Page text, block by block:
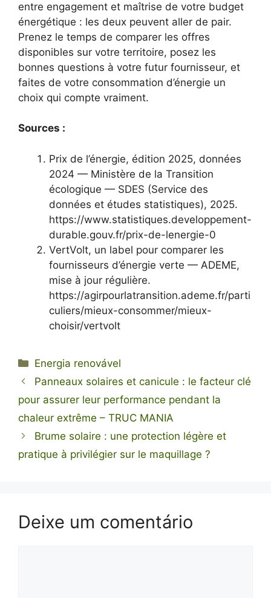
entre engagement et maîtrise de votre budget
énergétique : les deux peuvent aller de pair.
Prenez le temps de comparer les offres
disponibles sur votre territoire, posez les
bonnes questions à votre futur fournisseur, et
faites de votre consommation d’énergie un
choix qui compte vraiment.
Sources :
Prix de l’énergie, édition 2025, données
2024 — Ministère de la Transition
écologique — SDES (Service des
données et études statistiques), 2025.
https://www.statistiques.developpement-
durable.gouv.fr/prix-de-lenergie-0
VertVolt, un label pour comparer les
fournisseurs d’énergie verte — ADEME,
mise à jour régulière.
https://agirpourlatransition.ademe.fr/parti
culiers/mieux-consommer/mieux-
choisir/vertvolt
Categorias
Energia renovável
Panneaux solaires et canicule : le facteur clé
pour assurer leur performance pendant la
chaleur extrême – TRUC MANIA
Brume solaire : une protection légère et
pratique à privilégier sur le maquillage ?
Deixe um comentário